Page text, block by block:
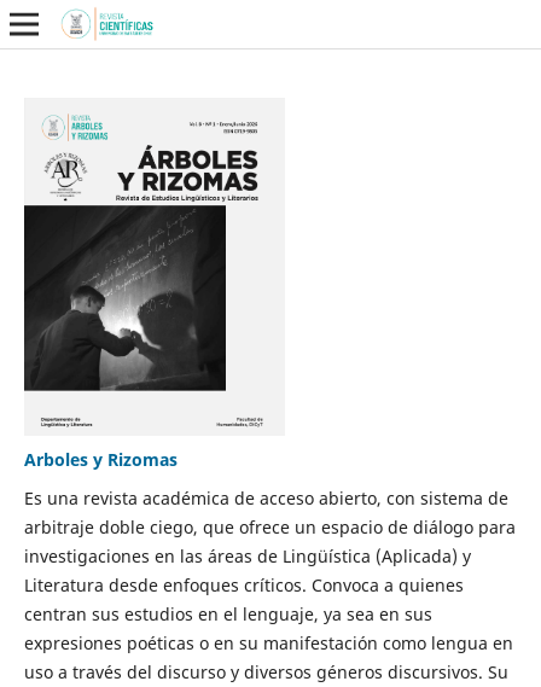
Arboles y Rizomas
Es una revista académica de acceso abierto, con sistema de
arbitraje doble ciego, que ofrece un espacio de diálogo para
investigaciones en las áreas de Lingüística (Aplicada) y
Literatura desde enfoques críticos. Convoca a quienes
centran sus estudios en el lenguaje, ya sea en sus
expresiones poéticas o en su manifestación como lengua en
uso a través del discurso y diversos géneros discursivos. Su